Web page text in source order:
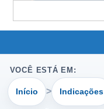
for:
VOCÊ ESTÁ EM:
Início Indicações